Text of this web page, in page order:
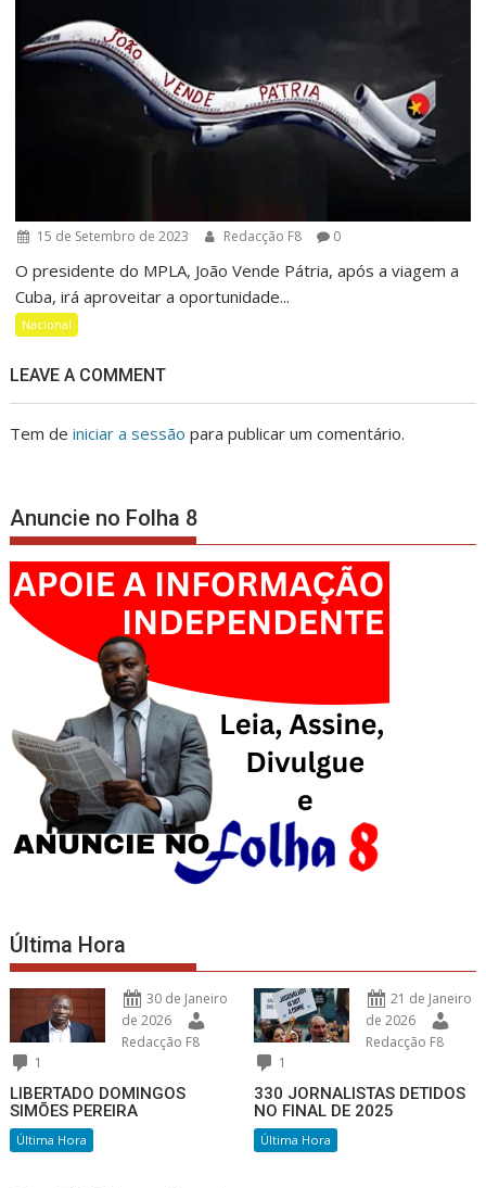
15 de Setembro de 2023 Redacção F8 0
O presidente do MPLA, João Vende Pátria, após a viagem a
Cuba, irá aproveitar a oportunidade...
Nacional
LEAVE A COMMENT
Tem deiniciar a sessão para publicar um comentário.
Anuncie no Folha 8
Última Hora
30 de Janeiro
de 2026
Redacção F8
1
LIBERTADO DOMINGOS
SIMÕES PEREIRA
Última Hora
21 de Janeiro
de 2026
Redacção F8
1
330 JORNALISTAS DETIDOS
NO FINAL DE 2025
Última Hora